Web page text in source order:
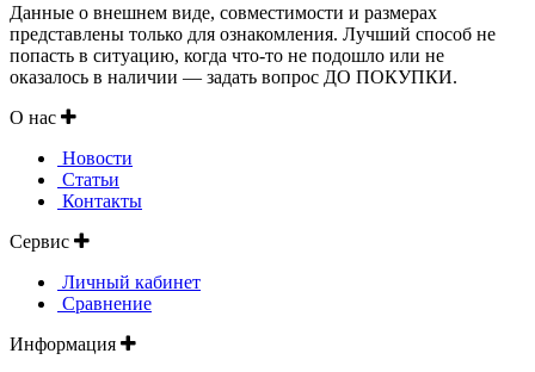
Данные о внешнем виде, совместимости и размерах
представлены только для ознакомления. Лучший способ не
попасть в ситуацию, когда что-то не подошло или не
оказалось в наличии — задать вопрос ДО ПОКУПКИ.
О нас
Новости
Статьи
Контакты
Сервис
Личный кабинет
Сравнение
Информация